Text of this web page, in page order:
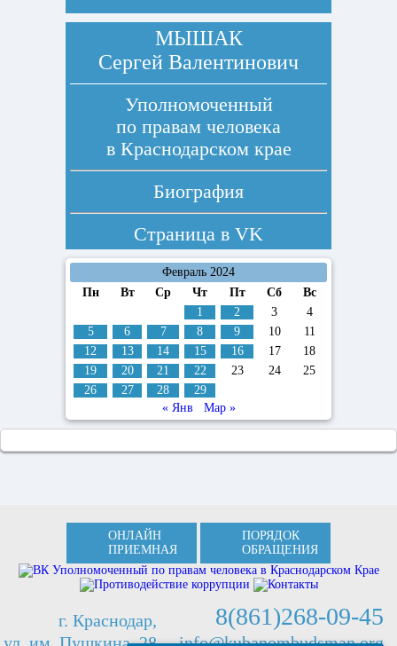
МЫШАК
Сергей Валентинович
Уполномоченный
по правам человека
в Краснодарском крае
Биография
Страница в VK
Февраль 2024
Пн
Вт Ср Чт Пт Сб
Вс
1
2 3
4
5
6 7 8 9 10
11
12
13 14 15 16 17
18
19
20 21 22 23 24
25
26
27 28
29
« Янв
Мар »
ОНЛАЙН
ПРИЕМНАЯ
ПОРЯДОК
ОБРАЩЕНИЯ
г. Краснодар,
8(861)268-09-45